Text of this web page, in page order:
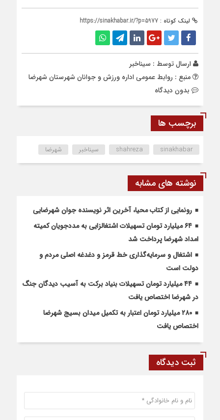
لینک کوتاه : https://sinakhabar.ir/?p=5977
ارسال توسط : سیناخبر
منبع : روابط عمومی اداره ورزش و جوانان شهرستان شهرضا
بدون دیدگاه
برچسب ها
shahreza sinakhabar سیناخبر شهرضا
نوشته های مشابه
رونمایی از کتاب محیا، آخرین اثر نویسنده جوان شهرضایی
۶۴ میلیارد تومان تسهیلات اشتغالزایی به مددجویان کمیته
امداد شهرضا پرداخت شد
اشتغال و سرمایه‌گذاری خط قرمز و دغدغه اصلی مردم و
دولت است
۴۴ میلیارد تومان تسهیلات بنیاد برکت به آسیب دیدگان جنگ
در شهرضا اختصاص یافت
۲۸۰ میلیارد تومان اعتبار به تکمیل میدان بسیج شهرضا
اختصاص یافت
ثبت دیدگاه